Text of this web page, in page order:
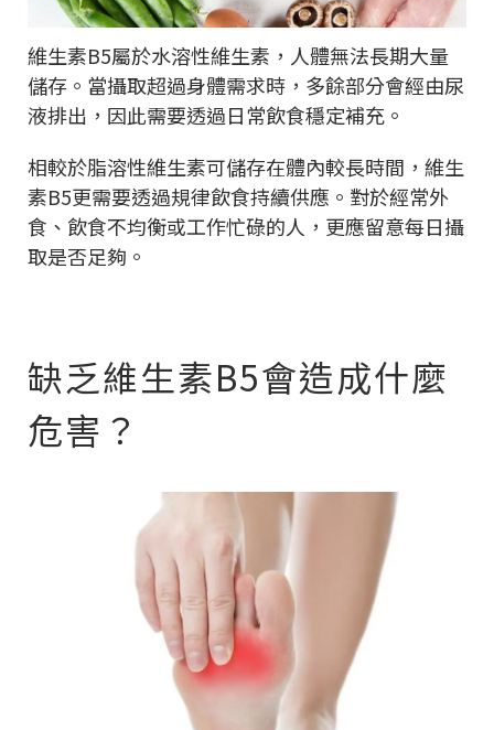
維生素B5屬於水溶性維生素，人體無法長期大量
儲存。當攝取超過身體需求時，多餘部分會經由尿
液排出，因此需要透過日常飲食穩定補充。
相較於脂溶性維生素可儲存在體內較長時間，維生
素B5更需要透過規律飲食持續供應。對於經常外
食、飲食不均衡或工作忙碌的人，更應留意每日攝
取是否足夠。
缺乏維生素B5會造成什麼
危害？